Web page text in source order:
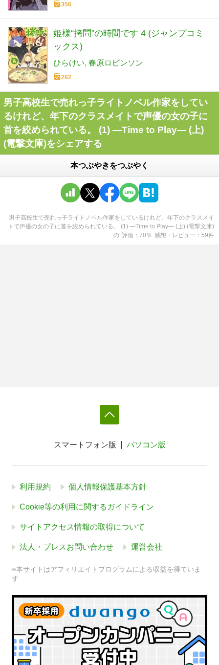
356
姫様“拷問”の時間です 4 (ジャンプコミ
ックス)
ひらけい 春原ロビンソン
282
男子高校生で売れっ子ライトノベル作家をしてい
るけれど、年下のクラスメイトで声優の女の子に
首を絞められている。 (1) ―Time to Play― (上)
(電撃文庫)をシェアする
本つぶやきをつぶやく
男子高校生で売れっ子ライトノベル作家をしているけれど、年下のクラスメイ
トで声優の女の子に首を絞められている。 (1) ―Time to Play― (上) (電撃文庫)
の 評価 70 ％ 感想・レビュー 59件
スマートフォン版 パソコン版
利用規約 個人情報保護基本方針
Cookie等の利用に関するガイドライン
サイトアクセス情報の取得について
法人・プレスお問い合わせ 運営会社
※本サイトはアフィリエイトプログラムによる収益を得ていま
す